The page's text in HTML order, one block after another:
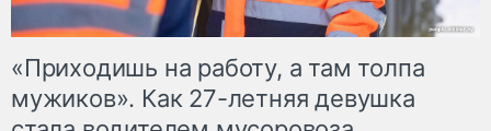
«Приходишь на работу, а там толпа
мужиков». Как 27-летняя девушка